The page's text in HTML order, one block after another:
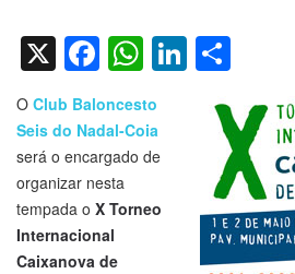
X Facebook
WhatsApp
LinkedIn
O Club Baloncesto
Seis do Nadal-Coia
será o encargado de
organizar nesta
tempada o X Torneo
Internacional
Caixanova de